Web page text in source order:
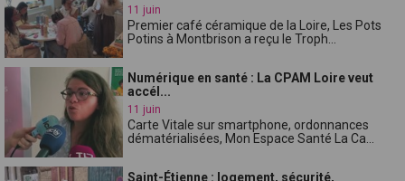
11 juin
Premier café céramique de la Loire, Les Pots
Potins à Montbrison a reçu le Troph...
Numérique en santé : La CPAM Loire veut
accél...
11 juin
Carte Vitale sur smartphone, ordonnances
dématérialisées, Mon Espace Santé La Ca...
Saint-Étienne : logement, sécurité,